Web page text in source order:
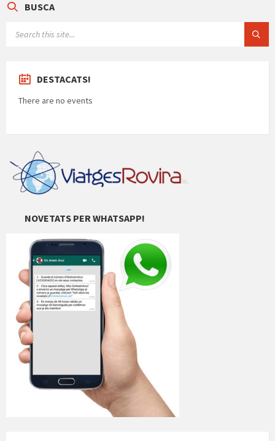
BUSCA
DESTACATS!
There are no events
NOVETATS PER WHATSAPP!